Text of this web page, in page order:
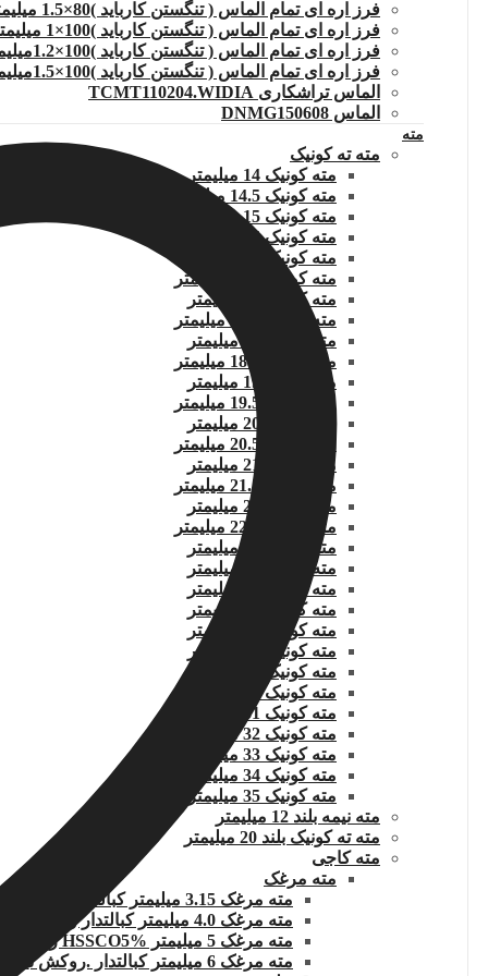
فرز اره ای تمام الماس ( تنگستن کارباید )80×1.5 میلیمتر
فرز اره ای تمام الماس ( تنگستن کارباید )100×1 میلیمتر
فرز اره ای تمام الماس ( تنگستن کارباید )100×1.2میلیمتر
فرز اره ای تمام الماس ( تنگستن کارباید )100×1.5میلیمتر
الماس تراشکاری TCMT110204.WIDIA
الماس DNMG150608
مته
مته ته کونیک
مته کونیک 14 میلیمتر
مته کونیک 14.5 میلیمتر
مته کونیک 15 میلیمتر
مته کونیک 15.5 میلیمتر
مته کونیک 16 میلیمتر
مته کونیک 16.5 میلیمتر
مته کونیک 17 میلیمتر
مته کونیک 17.5 میلیمتر
مته کونیک 18 میلیمتر
مته کونیک 18.5 میلیمتر
مته کونیک 19 میلیمتر
مته کونیک 19.5 میلیمتر
مته کونیک 20.5 میلیمتر
مته کونیک 21 میلیمتر
مته کونیک 21.5 میلیمتر
مته کونیک 22 میلیمتر
مته کونیک 22.5 میلیمتر
مته کونیک 23 میلیمتر
مته کونیک 24 میلیمتر
مته کونیک 25 میلیمتر
مته کونیک 26 میلیمتر
مته کونیک 27 میلیمتر
مته کونیک 28 میلیمتر
مته کونیک 29 میلیمتر
مته کونیک 30 میلیمتر
مته کونیک 31 میلیمتر
مته کونیک 32 میلمتر
مته کونیک 33 میلیمتر
مته کونیک 34 میلیمتر
مته کونیک 35 میلیمتر
مته نیمه بلند 12 میلیمتر
مته ته کونیک بلند 20 میلیمتر
مته کاجی
مته مرغک
مته مرغک 3.15 میلیمتر کبالت روکش تیتانیوم
مته مرغک 4.0 میلیمتر کبالتدار روکش تیتانیوم
مته مرغک 5 میلیمتر HSSCO5% روکش
مته مرغک 6 میلیمتر کبالتدار .روکش تیتانیوم